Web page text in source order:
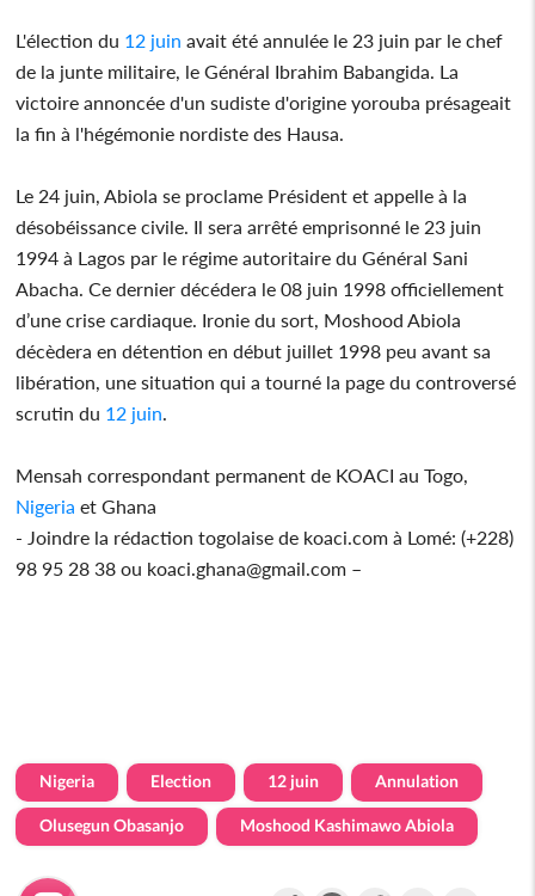
L'élection du 12 juin avait été annulée le 23 juin par le chef
de la junte militaire, le Général Ibrahim Babangida. La
victoire annoncée d'un sudiste d'origine yorouba présageait
la fin à l'hégémonie nordiste des Hausa.
Le 24 juin, Abiola se proclame Président et appelle à la
désobéissance civile. Il sera arrêté emprisonné le 23 juin
1994 à Lagos par le régime autoritaire du Général Sani
Abacha. Ce dernier décédera le 08 juin 1998 officiellement
d’une crise cardiaque. Ironie du sort, Moshood Abiola
décèdera en détention en début juillet 1998 peu avant sa
libération, une situation qui a tourné la page du controversé
scrutin du 12 juin
Mensah correspondant permanent de KOACI au Togo,
Nigeria et Ghana
- Joindre la rédaction togolaise de koaci.com à Lomé: (+228)
98 95 28 38 ou koaci.ghana@gmail.com –
Nigeria Election 12 juin Annulation
Olusegun Obasanjo Moshood Kashimawo Abiola